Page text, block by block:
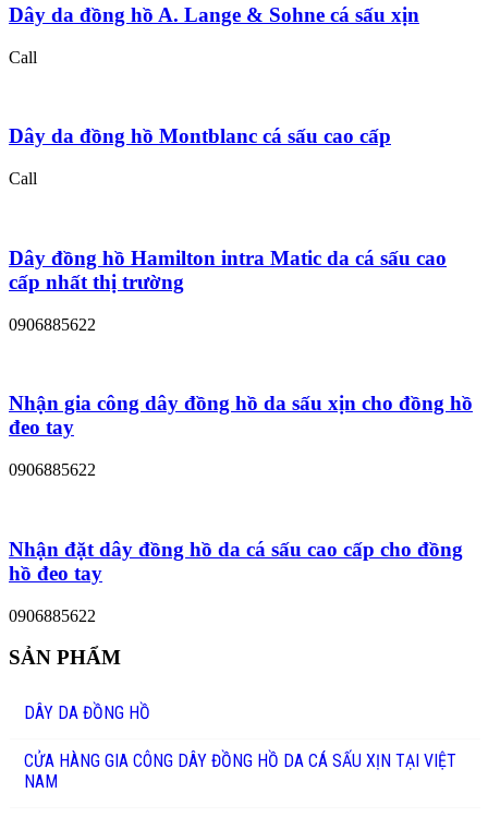
Dây da đồng hồ A. Lange & Sohne cá sấu xịn
Call
Dây da đồng hồ Montblanc cá sấu cao cấp
Call
Dây đồng hồ Hamilton intra Matic da cá sấu cao
cấp nhất thị trường
0906885622
Nhận gia công dây đồng hồ da sấu xịn cho đồng hồ
đeo tay
0906885622
Nhận đặt dây đồng hồ da cá sấu cao cấp cho đồng
hồ đeo tay
0906885622
SẢN PHẨM
DÂY DA ĐỒNG HỒ
CỬA HÀNG GIA CÔNG DÂY ĐỒNG HỒ DA CÁ SẤU XỊN TẠI VIỆT
NAM